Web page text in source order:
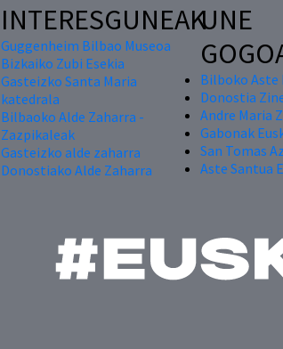
INTERESGUNEAK
Guggenheim Bilbao Museoa
Bizkaiko Zubi Esekia
Gasteizko Santa Maria
katedrala
Bilbaoko Alde Zaharra -
Zazpikaleak
Gasteizko alde zaharra
Donostiako Alde Zaharra
UNE
Bilboko Aste
Donostia
Andre Maria
Gabonak
San Tomas
Aste Santua